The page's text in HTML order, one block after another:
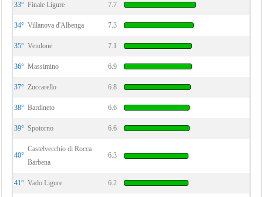
33° Finale Ligure 7.7
34° Villanova d'Albenga 7.3
35° Vendone 7.1
36° Massimino 6.9
37° Zuccarello 6.8
38° Bardineto 6.6
39° Spotorno 6.6
40°
Castelvecchio di Rocca
Barbena
6.3
41° Vado Ligure 6.2